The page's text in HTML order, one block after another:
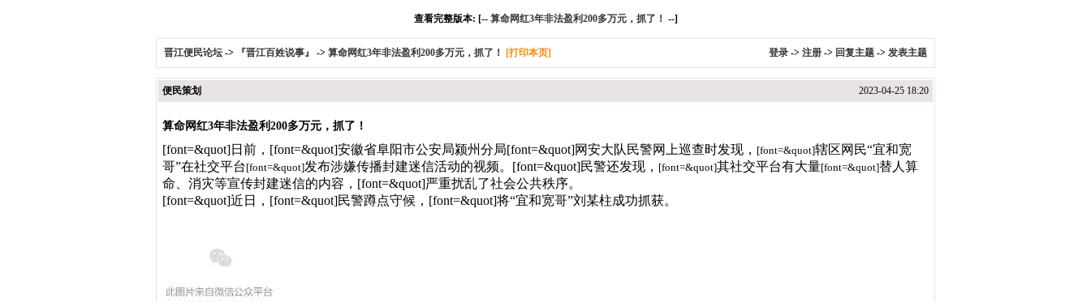
查看完整版本: [-- 算命网红3年非法盈利200多万元，抓了！ --]
晋江便民论坛 -> 『晋江百姓说事』 -> 算命网红3年非法盈利200多万元，抓了！ [打印本页] 登录 -> 注册 -> 回复主题 -> 发表主题
便民策划 2023-04-25 18:20
算命网红3年非法盈利200多万元，抓了！
[font=&quot]日前， [font=&quot]安徽省阜阳市公安局颍州分局[font=&quot]网安大队民警网上巡查时发现， [font=&quot]辖区网民“宜和宽
哥”在社交平台 [font=&quot]发布涉嫌传播封建迷信活动的视频。 [font=&quot]民警还发现， [font=&quot]其社交平台有大量[font=&quot]替人算
命、消灾等宣传封建迷信的内容， [font=&quot]严重扰乱了社会公共秩序。
[font=&quot]近日， [font=&quot]民警蹲点守候， [font=&quot]将“宜和宽哥”刘某柱成功抓获。